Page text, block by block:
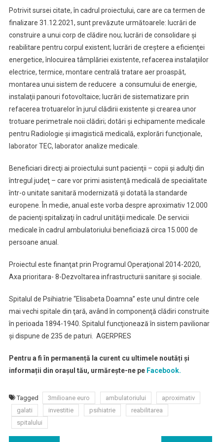
Potrivit sursei citate, în cadrul proiectului, care are ca termen de
finalizare 31.12.2021, sunt prevăzute următoarele: lucrări de
construire a unui corp de clădire nou; lucrări de consolidare şi
reabilitare pentru corpul existent; lucrări de creştere a eficienţei
energetice, înlocuirea tâmplăriei existente, refacerea instalaţiilor
electrice, termice, montare centrală tratare aer proaspăt,
montarea unui sistem de reducere a consumului de energie,
instalaţii panouri fotovoltaice; lucrări de sistematizare prin
refacerea trotuarelor în jurul clădirii existente şi crearea unor
trotuare perimetrale noii clădiri; dotări şi echipamente medicale
pentru Radiologie şi imagistică medicală, explorări funcţionale,
laborator TEC, laborator analize medicale.
Beneficiari direcţi ai proiectului sunt pacienţii – copii şi adulţi din
întregul judeţ – care vor primi asistenţă medicală de specialitate
într-o unitate sanitară modernizată şi dotată la standarde
europene. În medie, anual este vorba despre aproximativ 12.000
de pacienţi spitalizaţi în cadrul unităţii medicale. De servicii
medicale în cadrul ambulatoriului beneficiază circa 15.000 de
persoane anual.
Proiectul este finanţat prin Programul Operaţional 2014-2020,
Axa prioritara- 8-Dezvoltarea infrastructurii sanitare şi sociale.
Spitalul de Psihiatrie “Elisabeta Doamna” este unul dintre cele
mai vechi spitale din ţară, având în componenţă clădiri construite
în perioada 1894-1940. Spitalul funcţionează în sistem pavilionar
şi dispune de 235 de paturi. AGERPRES
Pentru a fi în permanență la curent cu ultimele noutăți și
informații din orașul tău, urmărește-ne pe Facebook.
Tagged 3milioane euro ambulatoriului
aproximativ
galati
investitie psihiatrie
reabilitarea
spitalului